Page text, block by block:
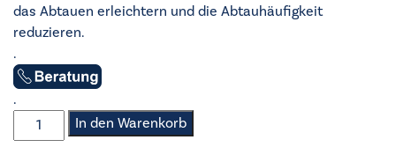
das Abtauen erleichtern und die Abtauhäufigkeit
reduzieren.
.
.
AEG
-
In den Warenkorb